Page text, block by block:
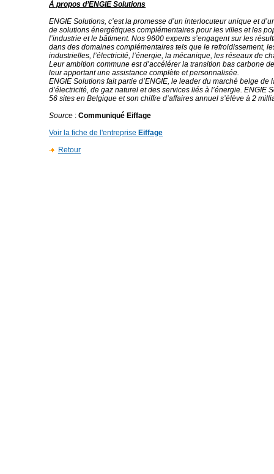
À propos d’ENGIE Solutions
ENGIE Solutions, c’est la promesse d’un interlocuteur unique et
de solutions énergétiques complémentaires pour les villes et les
l’industrie et le bâtiment. Nos 9600 experts s’engagent sur les
dans des domaines complémentaires tels que le refroidissement,
industrielles, l’électricité, l’énergie, la mécanique, les réseaux de
Leur ambition commune est d’accélérer la transition bas carbone
leur apportant une assistance complète et personnalisée.
ENGIE Solutions fait partie d’ENGIE, le leader du marché belge de
d’électricité, de gaz naturel et des services liés à l’énergie. ENGIE
56 sites en Belgique et son chiffre d’affaires annuel s’élève à 2
Source : Communiqué Eiffage
Voir la fiche de l'entreprise Eiffage
Retour